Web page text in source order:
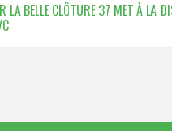
LA BELLE CLÔTURE 37 MET À LA